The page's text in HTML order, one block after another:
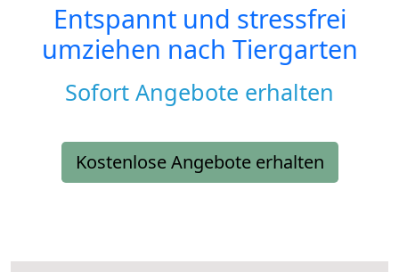
Entspannt und stressfrei
umziehen nach Tiergarten
Sofort Angebote erhalten
Kostenlose Angebote erhalten